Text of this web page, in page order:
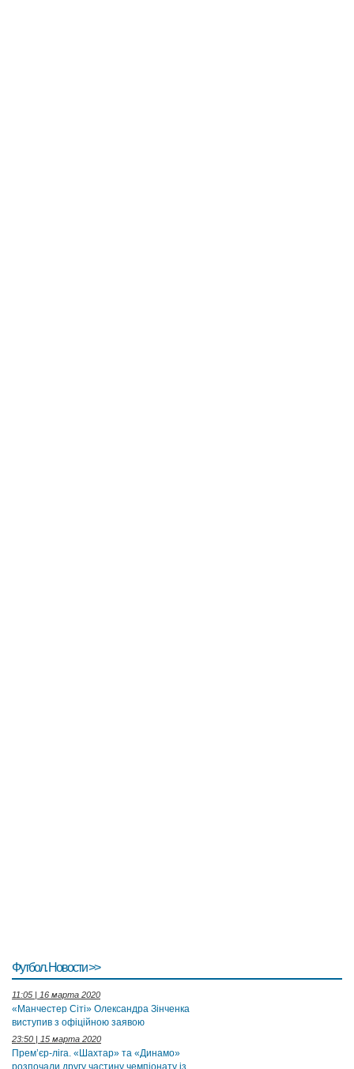
Футбол. Новости >>
11:05 | 16 марта 2020
«Манчестер Сіті» Олександра Зінченка
виступив з офіційною заявою
23:50 | 15 марта 2020
Прем’єр-ліга. «Шахтар» та «Динамо»
розпочали другу частину чемпіонату із